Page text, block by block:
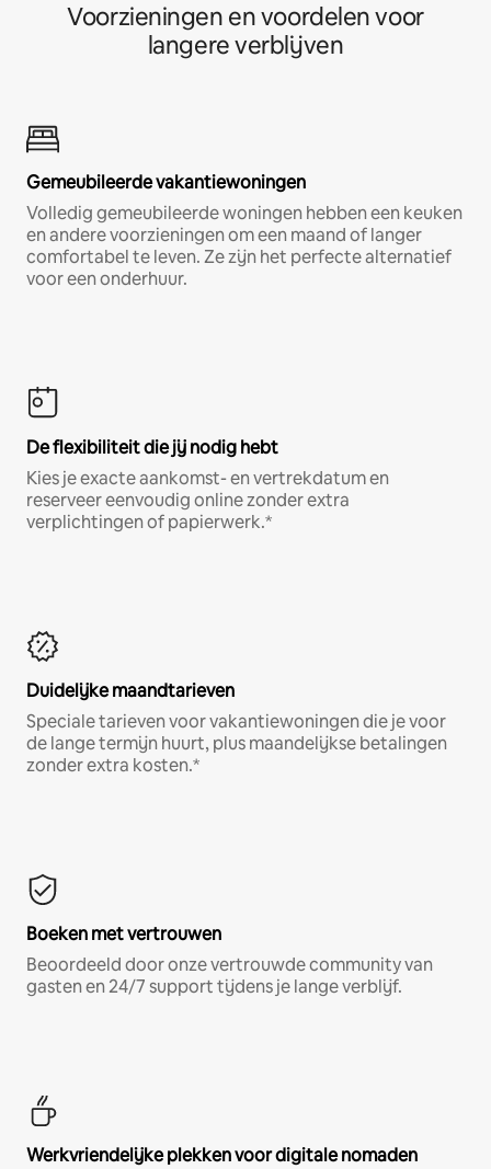
Voorzieningen en voordelen voor
langere verblijven
Gemeubileerde vakantiewoningen
Volledig gemeubileerde woningen hebben een keuken
en andere voorzieningen om een maand of langer
comfortabel te leven. Ze zijn het perfecte alternatief
voor een onderhuur.
De flexibiliteit die jij nodig hebt
Kies je exacte aankomst- en vertrekdatum en
reserveer eenvoudig online zonder extra
verplichtingen of papierwerk.*
Duidelijke maandtarieven
Speciale tarieven voor vakantiewoningen die je voor
de lange termijn huurt, plus maandelijkse betalingen
zonder extra kosten.*
Boeken met vertrouwen
Beoordeeld door onze vertrouwde community van
gasten en 24/7 support tijdens je lange verblijf.
Werkvriendelijke plekken voor digitale nomaden